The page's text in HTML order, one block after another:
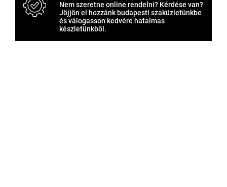
Nem szeretne online rendelni? Kérdése van?
Jöjjön el hozzánk budapesti szaküzletünkbe
és válogasson kedvére hatalmas
készletünkből.